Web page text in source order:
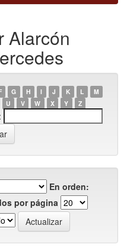
Alarcón
G H I J K L
M
U V W X Y Z
En orden:
por página